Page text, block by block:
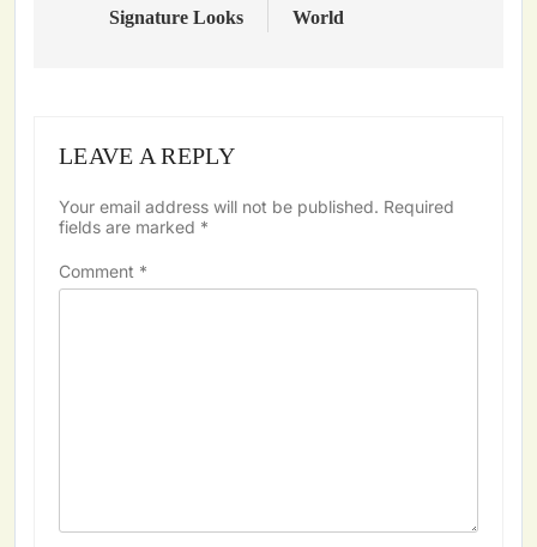
Signature Looks
World
LEAVE A REPLY
Your email address will not be published. Required
fields are marked *
Comment *